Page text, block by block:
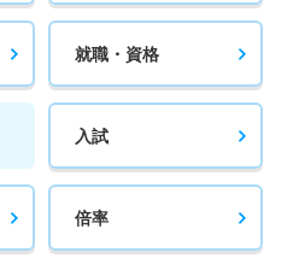
就職・資格
入試
倍率